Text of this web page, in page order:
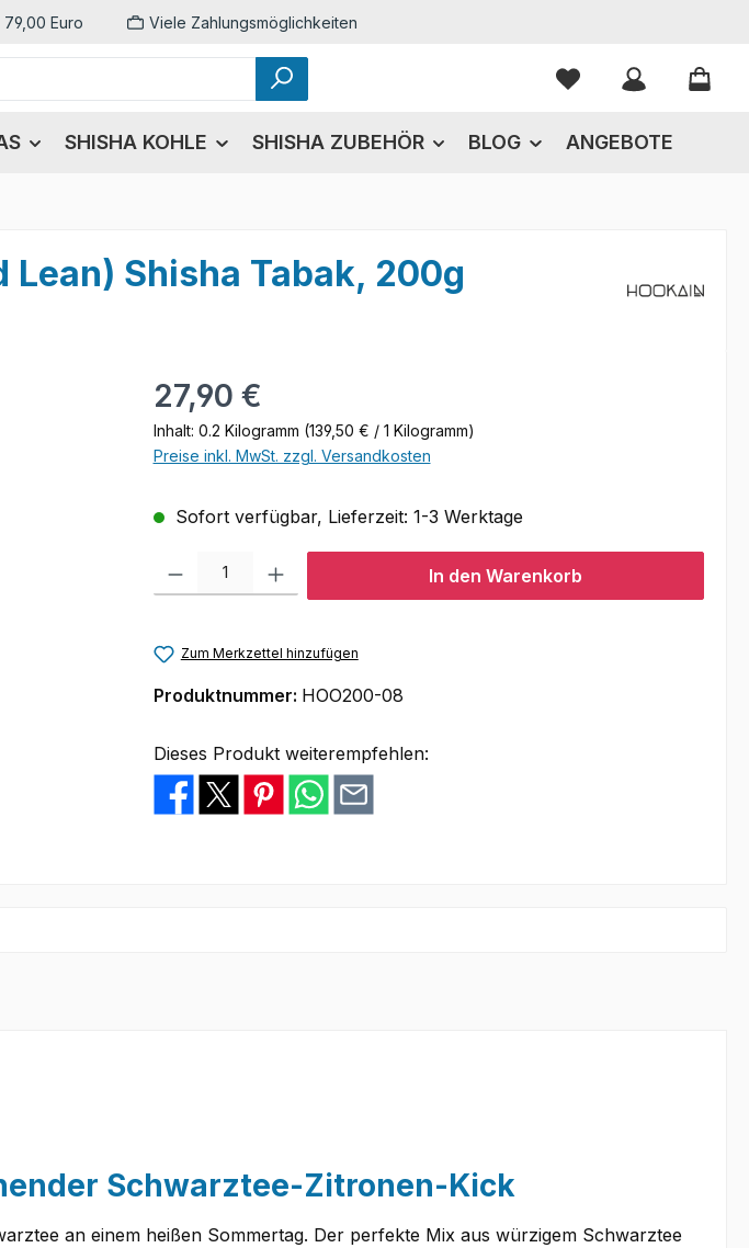
Euro Viele Zahlungsmöglichkeiten
Du hast 0
SHISHA KOHLE SHISHA ZUBEHÖR BLOG ANGEBOTE
Shisha Tabak, 200g
Regulärer Preis:
27,90 €
Inhalt: 0.2 Kilogramm (139,50 € / 1 Kilogramm)
Preise inkl. MwSt. zzgl. Versandkosten
Sofort verfügbar, Lieferzeit: 1-3 Werktage
Produkt Anzahl: Gib den gewünschten Wert ein oder benutze die Schaltflächen
In den Warenkorb
Zum Merkzettel hinzufügen
Produktnummer: HOO200-08
Dieses Produkt weiterempfehlen:
Schwarztee-Zitronen-Kick
an einem heißen Sommertag. Der perfekte Mix aus würzigem Schwarztee